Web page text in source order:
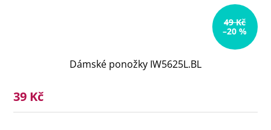
49 Kč
–20 %
Dámské ponožky IW5625L.BL
39 Kč